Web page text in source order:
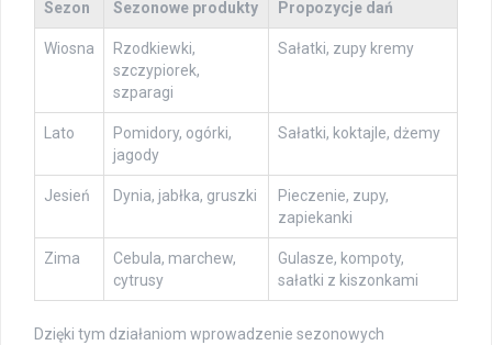
Sezon Sezonowe produkty Propozycje dań
Wiosna
Rzodkiewki,
szczypiorek,
szparagi
Sałatki, zupy kremy
Lato
Pomidory, ogórki,
jagody
Sałatki, koktajle, dżemy
Jesień Dynia, jabłka, gruszki
Pieczenie, zupy,
zapiekanki
Zima
Cebula, marchew,
cytrusy
Gulasze, kompoty,
sałatki z kiszonkami
Dzięki tym działaniom wprowadzenie sezonowych